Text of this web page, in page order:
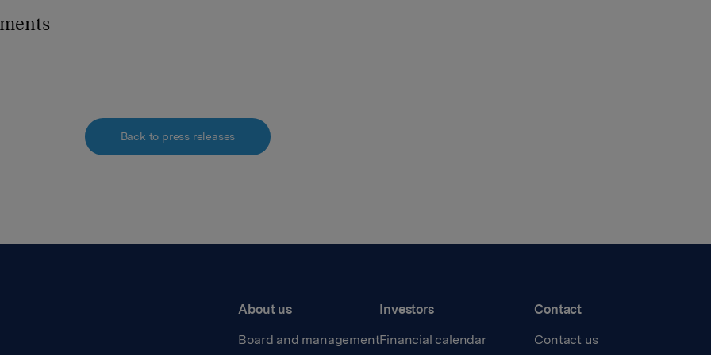
Back to press releases
About us
Board and management
Investors
Financial calendar
Contact
Contact us